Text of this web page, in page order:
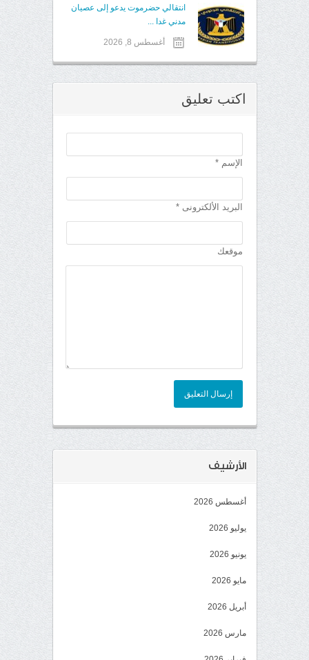
انتقالي حضرموت يدعو إلى عصيان
مدني غدا ...
أغسطس 8, 2026
اكتب تعليق
الإسم *
البريد الألكترونى *
موقعك
إرسال التعليق
الأرشيف
أغسطس 2026
يوليو 2026
يونيو 2026
مايو 2026
أبريل 2026
مارس 2026